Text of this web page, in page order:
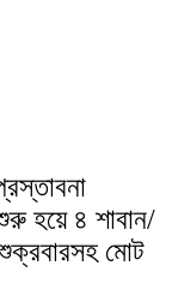
হয়ে ৪ শাবান/
শুক্রবারসহ মোট